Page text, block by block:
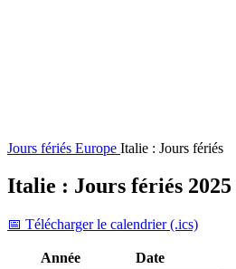
Jours fériés Europe Italie : Jours fériés
Italie : Jours fériés 2025
📅 Télécharger le calendrier (.ics)
Année Date